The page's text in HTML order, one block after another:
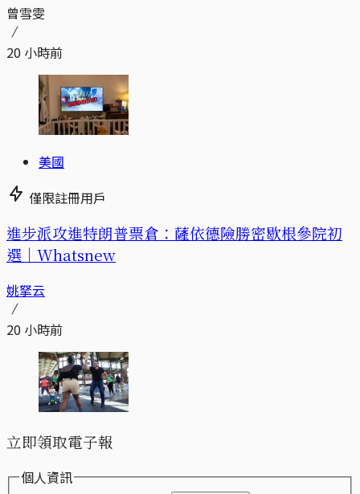
曾雪雯
20 小時前
美國
僅限註冊用戶
進步派攻進特朗普票倉：薩依德險勝密歇根參院初
選｜Whatsnew
姚拏云
20 小時前
立即領取電子報
個人資訊